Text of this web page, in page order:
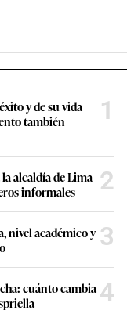
y de su vida
también
1
alcaldía de Lima
informales
2
nivel académico y 3
cuánto cambia 4